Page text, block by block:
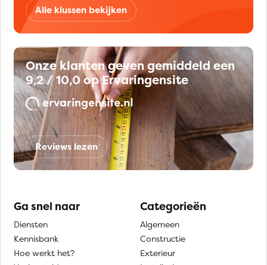
Alle klussen bekijken
Onze klanten geven gemiddeld een
9,2 / 10,0 op Ervaringensite
Reviews lezen
Ga snel naar
Diensten
Kennisbank
Hoe werkt het?
Categorieën
Algemeen
Constructie
Exterieur